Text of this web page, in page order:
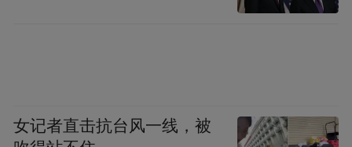
女记者直击抗台风一线，被